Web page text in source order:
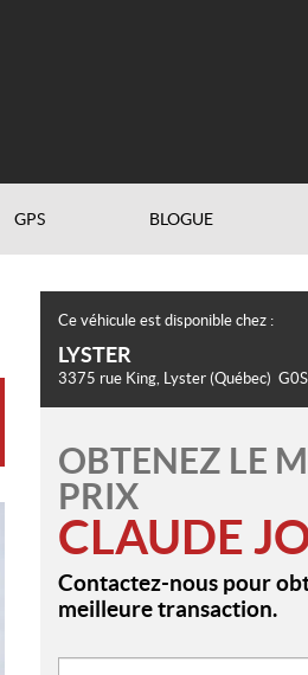
GPS BLOGUE
Ce véhicule est disponible chez :
LYSTER
3375 rue King, Lyster (Québec)
OBTENEZ LE
PRIX
CLAUDE
Contactez-nous pour
meilleure transaction.